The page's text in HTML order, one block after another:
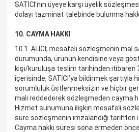
SATICI’nın üyeye karşı üyelik
dolayı tazminat talebinde bulunma hakkı
10. CAYMA HAKKI
10.1. ALICI; mesafeli sözleşmenin mal
durumunda, ürünün kendisine veya
kişi/kuruluşa teslim tarihinden itibaren
içerisinde, SATICI’ya bildirmek şartıyla
sorumluluk üstlenmeksizin ve hiçbir
malı reddederek sözleşmeden cayma
Hizmet sunumuna ilişkin mesafeli
süre sözleşmenin imzalandığı tarihten
Cayma hakkı süresi sona ermeden